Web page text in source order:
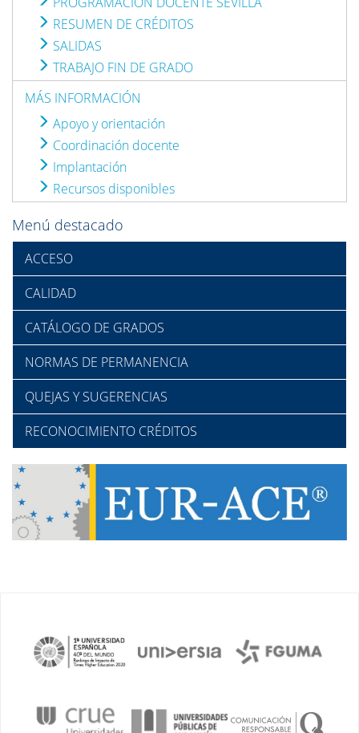
RESUMEN DE CRÉDITOS
SALIDAS
TRABAJO FIN DE GRADO
MÁS INFORMACIÓN
Apoyo y orientación
Coordinación docente
Implantación
Recursos disponibles
Menú destacado
ACCESO
CALIDAD
CATÁLOGO DE GRADOS
NORMAS DE PERMANENCIA
QUEJAS Y SUGERENCIAS
RECONOCIMIENTO CRÉDITOS